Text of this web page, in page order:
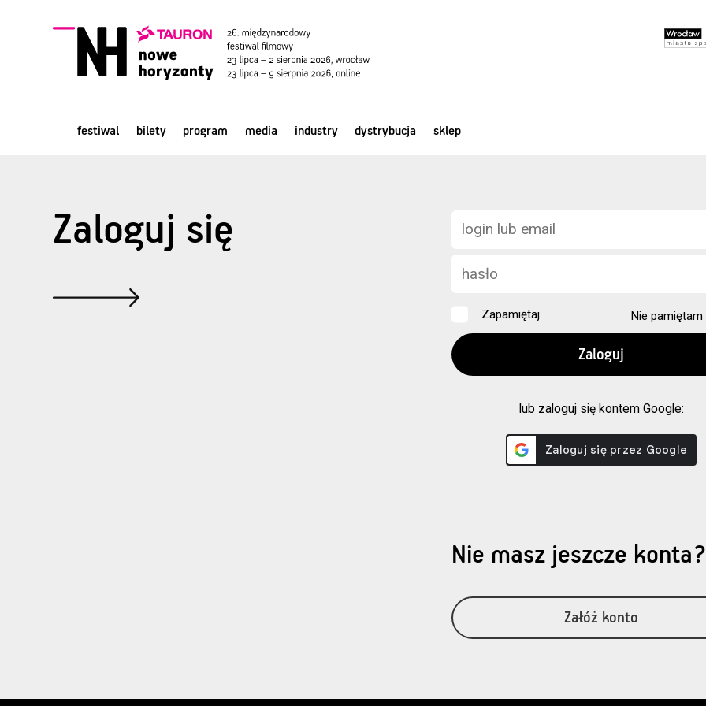
festiwal bilety program media industry dystrybucja sklep
Zaloguj się
Zapamiętaj Nie pamiętam
lub zaloguj się kontem Google:
Nie masz jeszcze konta?
Załóż konto